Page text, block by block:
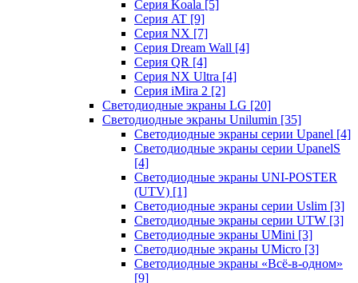
Cерия Koala [5]
Серия AT [9]
Серия NX [7]
Серия Dream Wall [4]
Серия QR [4]
Серия NX Ultra [4]
Серия iMira 2 [2]
Светодиодные экраны LG [20]
Светодиодные экраны Unilumin [35]
Светодиодные экраны серии Upanel [4]
Светодиодные экраны серии UpanelS
[4]
Светодиодные экраны UNI-POSTER
(UTV) [1]
Светодиодные экраны серии Uslim [3]
Светодиодные экраны серии UTW [3]
Светодиодные экраны UMini [3]
Светодиодные экраны UMicro [3]
Светодиодные экраны «Всё-в-одном»
[9]